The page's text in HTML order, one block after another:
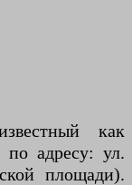
как
по адресу: ул.
площади).